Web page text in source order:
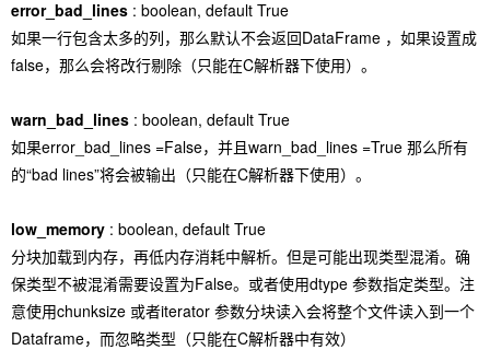
error_bad_lines : boolean, default True
如果一行包含太多的列，那么默认不会返回DataFrame ，如果设置成
false，那么会将改行剔除（只能在C解析器下使用）。
warn_bad_lines : boolean, default True
如果error_bad_lines =False，并且warn_bad_lines =True 那么所有
的“bad lines”将会被输出（只能在C解析器下使用）。
low_memory : boolean, default True
分块加载到内存，再低内存消耗中解析。但是可能出现类型混淆。确
保类型不被混淆需要设置为False。或者使用dtype 参数指定类型。注
意使用chunksize 或者iterator 参数分块读入会将整个文件读入到一个
Dataframe，而忽略类型（只能在C解析器中有效）